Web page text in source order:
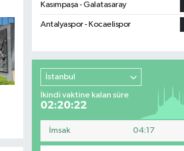
Kasımpaşa - Galatasaray
Antalyaspor - Kocaelispor
İstanbul
İkindi vaktine kalan süre
02:20:21
İmsak 04:17